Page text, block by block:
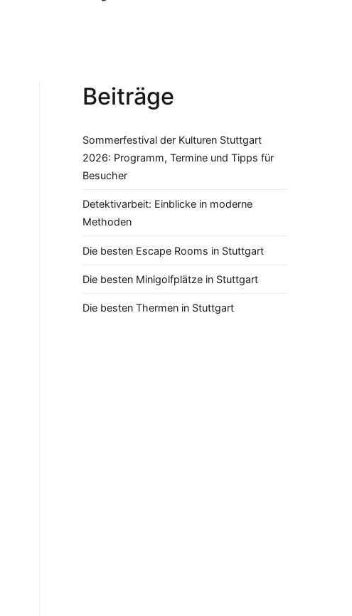
Beiträge
Sommerfestival der Kulturen Stuttgart
2026: Programm, Termine und Tipps für
Besucher
Detektivarbeit: Einblicke in moderne
Methoden
Die besten Escape Rooms in Stuttgart
Die besten Minigolfplätze in Stuttgart
Die besten Thermen in Stuttgart